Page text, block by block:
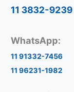
11 3832-9239
WhatsApp:
11 91332-7456
11 96231-1982